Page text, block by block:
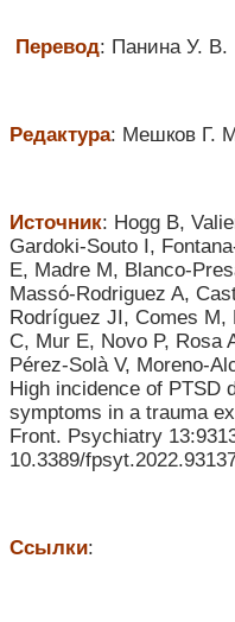
Перевод: Панина У. В.
Редактура: Мешков Г.
Источник: Hogg B,
Gardoki-Souto I,
E, Madre M, Blanco-
Massó-Rodriguez A,
Rodríguez JI, Comes
C, Mur E, Novo P, Rosa
Pérez-Solà V, Moreno-
High incidence of PTSD
symptoms in a trauma
Front. Psychiatry
10.3389/
Ссылки: